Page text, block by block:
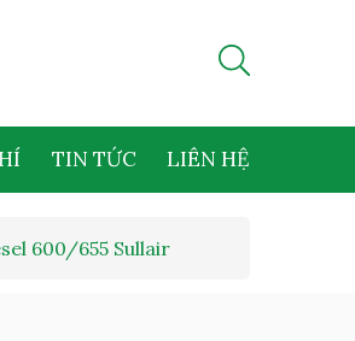
TIN TỨC LIÊN HỆ
600/655 Sullair